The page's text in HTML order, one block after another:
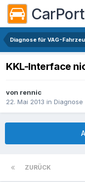
Diagnose für VAG-
KKL-Interface
von rennic
22. Mai 2013 in Diagnose
ZURÜCK